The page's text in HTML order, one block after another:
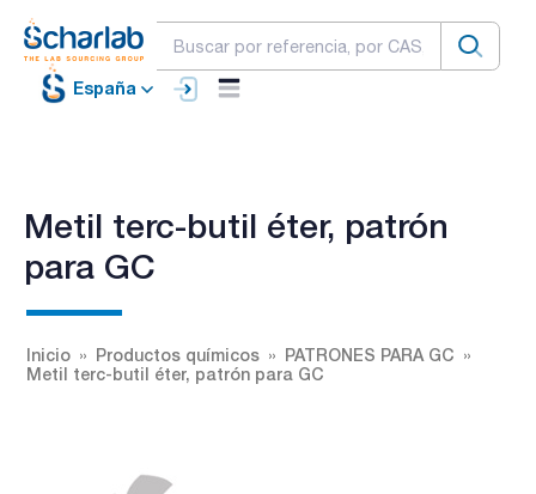
España
Metil terc-butil éter, patrón
para GC
Inicio Productos químicos
PATRONES PARA GC
Metil terc-butil éter, patrón para GC